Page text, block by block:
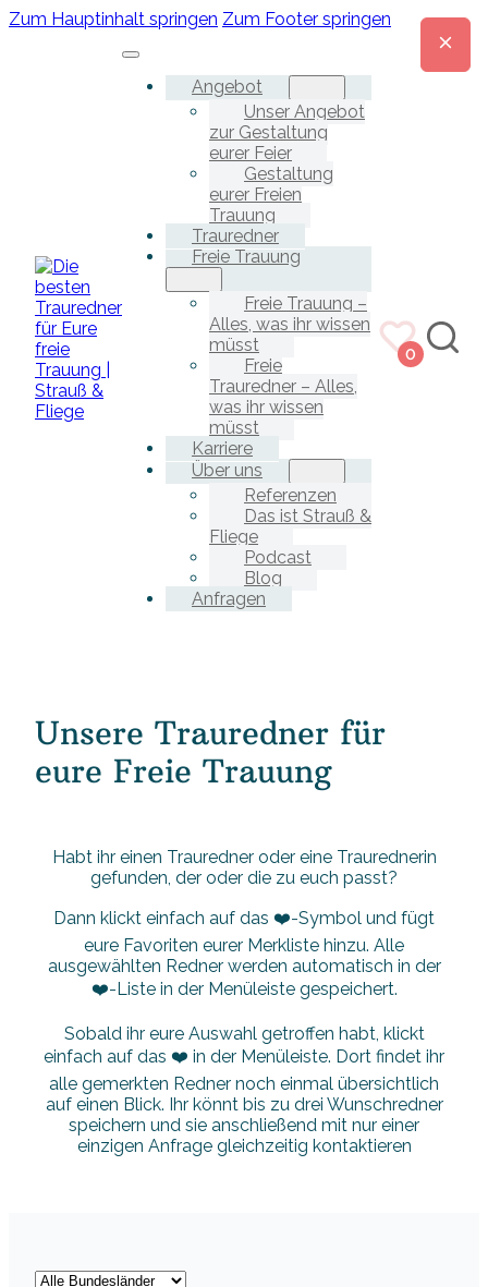
Zum Hauptinhalt springen Zum Footer springen
Angebot
Unser Angebot
zur Gestaltung
eurer Feier
Gestaltung
eurer Freien
Trauung
Trauredner
Freie Trauung
Freie Trauung –
Alles, was ihr wissen
müsst
Freie
Trauredner – Alles,
was ihr wissen
müsst
Karriere
Über uns
Referenzen
Das ist Strauß &
Fliege
Podcast
Blog
Anfragen
0
Unsere Trauredner für
eure Freie Trauung
Habt ihr einen Trauredner oder eine Traurednerin
gefunden, der oder die zu euch passt?
Dann klickt einfach auf das ❤️-Symbol und fügt
eure Favoriten eurer Merkliste hinzu. Alle
ausgewählten Redner werden automatisch in der
❤️-Liste in der Menüleiste gespeichert.
Sobald ihr eure Auswahl getroffen habt, klickt
einfach auf das ❤️ in der Menüleiste. Dort findet ihr
alle gemerkten Redner noch einmal übersichtlich
auf einen Blick. Ihr könnt bis zu drei Wunschredner
speichern und sie anschließend mit nur einer
einzigen Anfrage gleichzeitig kontaktieren